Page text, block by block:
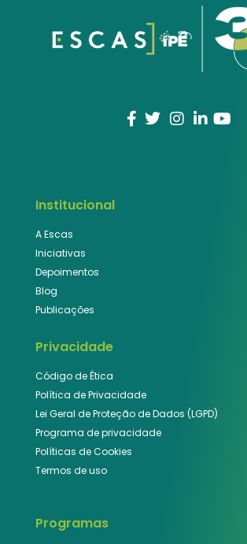
Institucional
A Escas
Iniciativas
Depoimentos
Blog
Publicações
Privacidade
Código de Ética
Política de Privacidade
Lei Geral de Proteção de Dados (LGPD)
Programa de privacidade
Políticas de Cookies
Termos de uso
Programas